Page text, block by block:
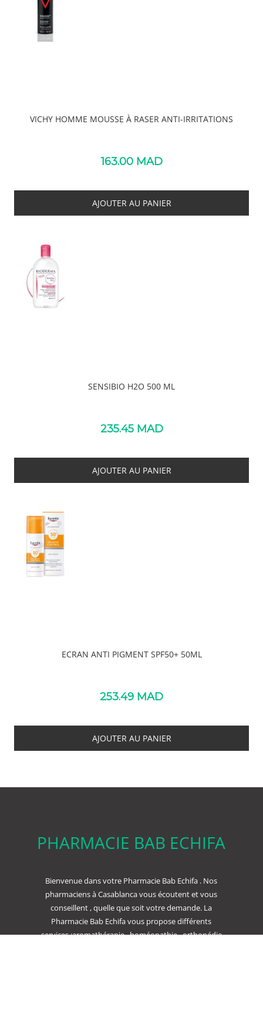
VICHY HOMME MOUSSE À RASER ANTI-IRRITATIONS
163.00 MAD
AJOUTER AU PANIER
SENSIBIO H2O 500 ML
235.45 MAD
AJOUTER AU PANIER
ECRAN ANTI PIGMENT SPF50+ 50ML
253.49 MAD
AJOUTER AU PANIER
PHARMACIE BAB ECHIFA
Bienvenue dans votre Pharmacie Bab Echifa . Nos
pharmaciens à Casablanca vous écoutent et vous
conseillent , quelle que soit votre demande. La
Pharmacie Bab Echifa vous propose différents
services :aromathérapie , homéopathie , orthopédie